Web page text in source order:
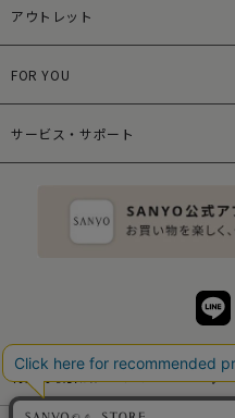
アウトレット
FOR YOU
サービス・サポート
特定商取引法について